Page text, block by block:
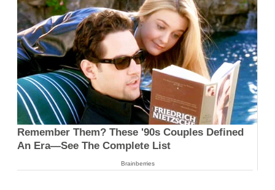
Remember Them? These '90s Couples Defined
An Era—See The Complete List
Brainberries